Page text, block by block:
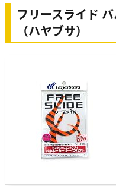
フリースライド
（ハヤブサ）